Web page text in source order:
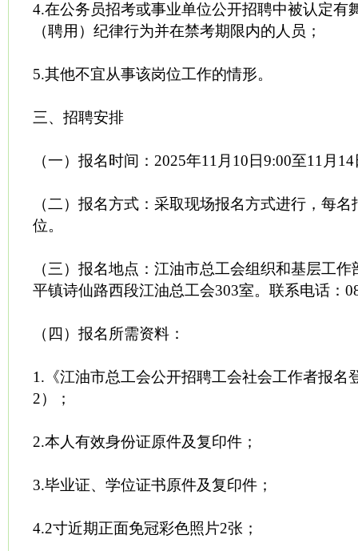
4.在公务员招考或事业单位公开招聘中被认定有
（聘用）纪律行为并在禁考期限内的人员；
5.其他不宜从事该岗位工作的情形。
三、招聘安排
（一）报名时间：2025年11月10日9:00至11月
（二）报名方式：采取现场报名方式进行，每
位。
（三）报名地点：江油市总工会组织和基层工
平镇诗仙路西段江油总工会303室。联系电话：
（四）报名所需资料：
1.《江油市总工会公开招聘工会社会工作者报名
2）；
2.本人有效身份证原件及复印件；
3.毕业证、学位证书原件及复印件；
4.2寸近期正面免冠彩色照片2张；